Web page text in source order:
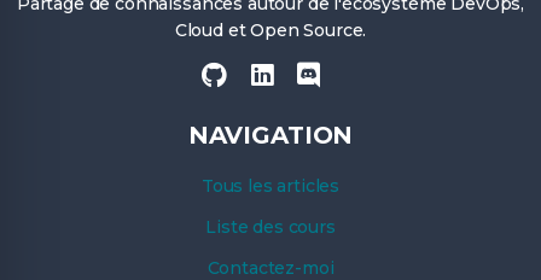
Cloud et Open Source.
NAVIGATION
Tous les articles
Liste des cours
Contactez-moi